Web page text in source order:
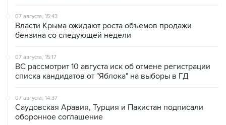
07 августа, 15:43
Власти Крыма ожидают роста объемов продажи
бензина со следующей недели
07 августа, 15:17
ВС рассмотрит 10 августа иск об отмене регистрации
списка кандидатов от "Яблока" на выборы в ГД
07 августа, 14:37
Саудовская Аравия, Турция и Пакистан подписали
оборонное соглашение